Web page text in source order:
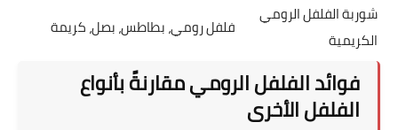
شوربة الفلفل الرومي
الكريمية
فلفل رومي، بطاطس، بصل، كريمة
فوائد الفلفل الرومي مقارنةً بأنواع
الفلفل الأخرى